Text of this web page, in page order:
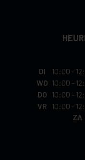
DI
10:00 -
WO 10:00 -
DO
10:00 -
VR
10:00 -
ZA